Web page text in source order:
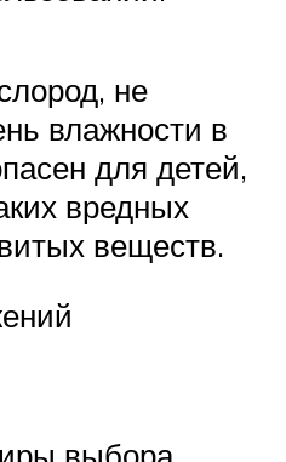
не
влажности в
для детей,
вредных
веществ.